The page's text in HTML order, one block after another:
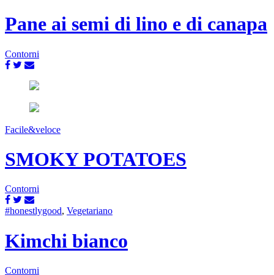
Pane ai semi di lino e di canapa
Contorni
Facile&veloce
SMOKY POTATOES
Contorni
#honestlygood, Vegetariano
Kimchi bianco
Contorni